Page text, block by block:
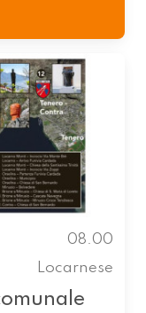
08.00
Locarnese